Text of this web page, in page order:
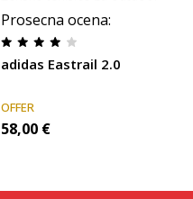
Prosecna ocena:
adidas Eastrail 2.0
OFFER
58,00 €